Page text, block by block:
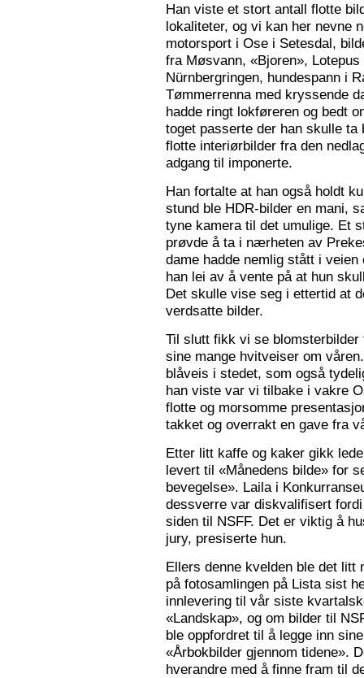
Han viste et stort antall flotte
lokaliteter, og vi kan her nevne
motorsport i Ose i Setesdal,
fra Møsvann, «Bjoren»,
Nürnbergringen, hundespann i
Tømmerrenna med kryssende
hadde ringt lokføreren og bedt
toget passerte der han skulle
flotte interiørbilder fra den
adgang til imponerte.
Han fortalte at han også holdt
stund ble HDR-bilder en mani,
tyne kamera til det umulige. Et
prøvde å ta i nærheten av
dame hadde nemlig stått i
han lei av å vente på at hun
Det skulle vise seg i ettertid at
verdsatte bilder.
Til slutt fikk vi se
sine mange hvitveiser om
blåveis i stedet, som også
han viste var vi tilbake i vakre
flotte og morsomme
takket og overrakt en gave fra
Etter litt kaffe og kaker gikk
levert til «Månedens bilde» for
bevegelse». Laila i
dessverre var diskvalifisert
siden til NSFF. Det er viktig å
jury, presiserte hun.
Ellers denne kvelden ble det litt
på fotosamlingen på Lista sist
innlevering til vår siste
«Landskap», og om bilder til
ble oppfordret til å legge inn
«Årbokbilder gjennom tidene».
hverandre med å finne fram til